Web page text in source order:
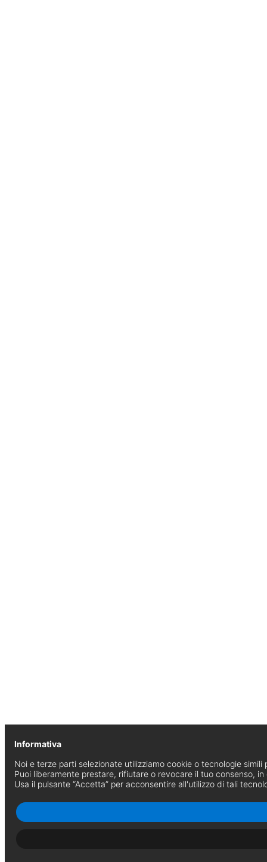
Informativa
Noi e terze parti selezionate utilizziamo cookie o tecnologie
Puoi liberamente prestare, rifiutare o revocare il tuo consenso, in
Usa il pulsante “Accetta” per acconsentire all'utilizzo di tali